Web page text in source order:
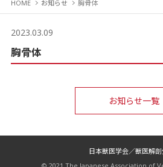
HOME お知らせ 胸骨体
2023.03.09
胸骨体
お知らせ一覧
日本獣医学会／獣医解
© 2021 The Japanese Association of